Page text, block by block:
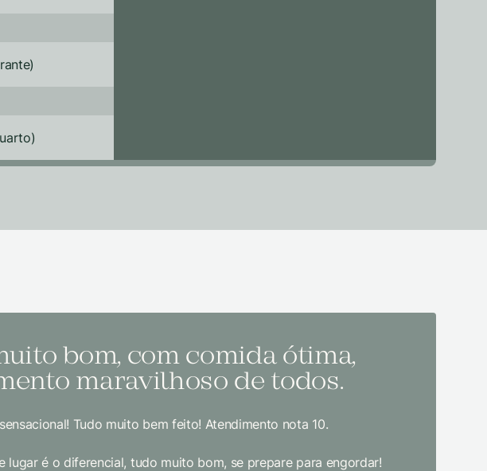
bom, com comida ótima,
maravilhoso de todos.
Tudo muito bem feito! Atendimento nota 10.
lugar é o diferencial, tudo muito bom, se prepare para engordar!